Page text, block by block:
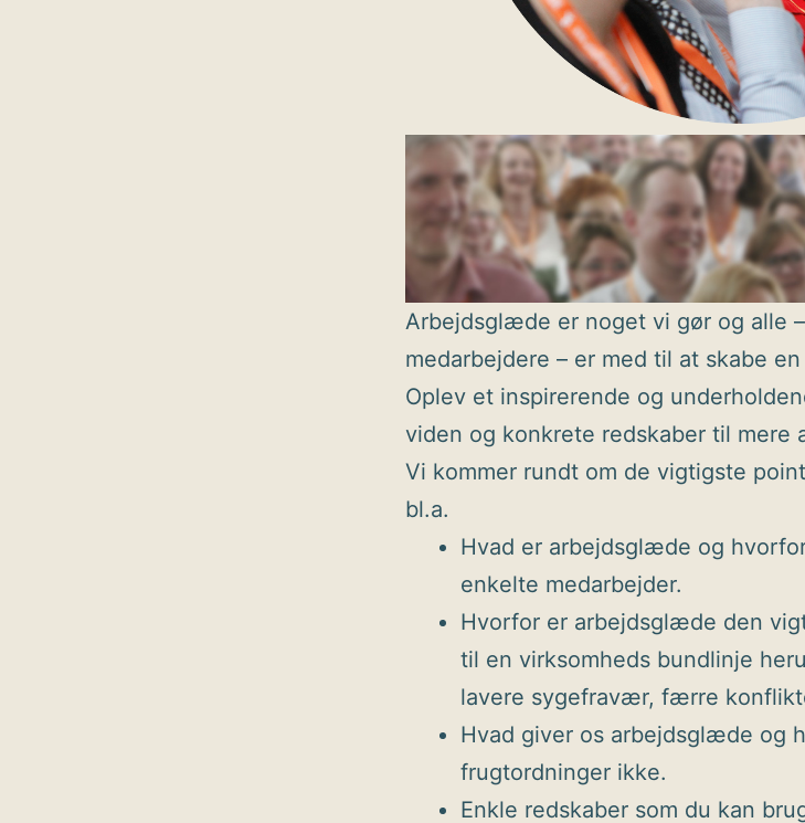
Arbejdsglæde er noget vi gør og alle
medarbejdere – er med til at skabe
Oplev et inspirerende og
viden og konkrete redskaber til mere
Vi kommer rundt om de vigtigste
bl.a.
Hvad er arbejdsglæde og
enkelte medarbejder.
Hvorfor er arbejdsglæde den
til en virksomheds bundlinje
lavere sygefravær, færre
Hvad giver os arbejdsglæde og
frugtordninger ikke.
Enkle redskaber som du kan